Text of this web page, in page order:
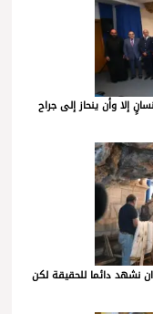
إلا وأن ينحاز إلى جراح
ان نشهد دائما للحقيقة لكن